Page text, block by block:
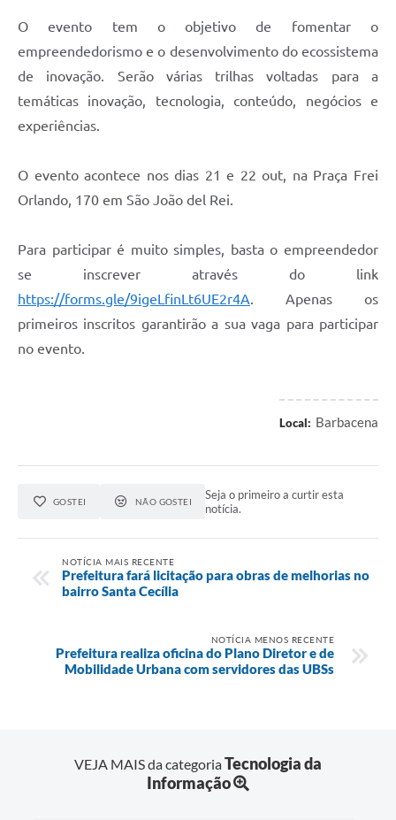
Carta de Serviços
Arquivos para Download
Legislação
Telefones Úteis
Transparência
SIC
O evento tem o objetivo de fomentar o
empreendedorismo e o desenvolvimento do ecossistema
de inovação. Serão várias trilhas voltadas para a
temáticas inovação, tecnologia, conteúdo, negócios e
experiências.
O evento acontece nos dias 21 e 22 out, na Praça Frei
Orlando, 170 em São João del Rei.
Para participar é muito simples, basta o empreendedor
se inscrever através do link
https://forms.gle/9igeLfinLt6UE2r4A. Apenas os
primeiros inscritos garantirão a sua vaga para participar
no evento.
Local: Barbacena
GOSTEI NÃO GOSTEI
Seja o primeiro a curtir esta
notícia.
NOTÍCIA MAIS RECENTE
Prefeitura fará licitação para obras de melhorias no
bairro Santa Cecília
NOTÍCIA MENOS RECENTE
Prefeitura realiza oficina do Plano Diretor e de
Mobilidade Urbana com servidores das UBSs
VEJA MAIS da categoriaTecnologia da
Informação